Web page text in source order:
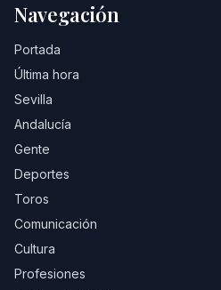
Navegación
Portada
Última hora
Sevilla
Andalucía
Gente
Deportes
Toros
Comunicación
Cultura
Profesiones